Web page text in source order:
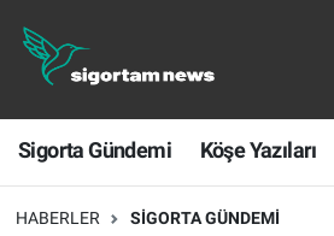
Sigorta Gündemi Köşe Yazıları
HABERLER SIGORTA GÜNDEMI
Sigorta Gündemi
Köşe Yazıları
Sağlık Sigortaları